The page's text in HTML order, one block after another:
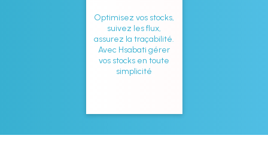
Optimisez vos stocks,
suivez les flux,
assurez la traçabilité.
Avec Hsabati gérer
vos stocks en toute
simplicité